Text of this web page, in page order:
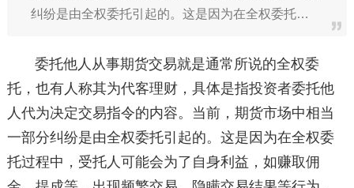
纠纷是由全权委托引起的。这是因为在全权委托…
委托他人从事期货交易就是通常所说的全权委
托，也有人称其为代客理财，具体是指投资者委托他
人代为决定交易指令的内容。当前，期货市场中相当
一部分纠纷是由全权委托引起的。这是因为在全权委
托过程中，受托人可能会为了自身利益，如赚取佣